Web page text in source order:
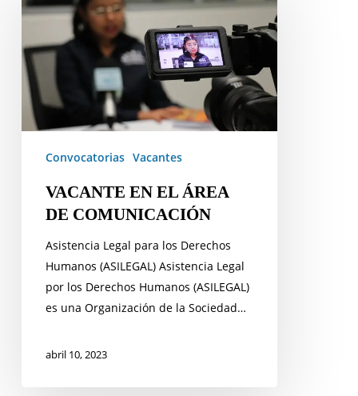
EL
DE
COMUNICACIÓN
Convocatorias Vacantes
VACANTE EN EL ÁREA
DE COMUNICACIÓN
Asistencia Legal para los Derechos
Humanos (ASILEGAL) Asistencia Legal
por los Derechos Humanos (ASILEGAL)
es una Organización de la Sociedad…
abril 10, 2023